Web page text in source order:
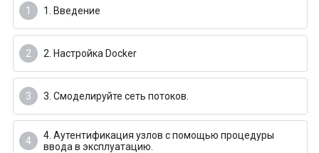
1. Введение
2. Настройка Docker
3. Смоделируйте сеть потоков.
4. Аутентификация узлов с помощью процедуры
ввода в эксплуатацию.